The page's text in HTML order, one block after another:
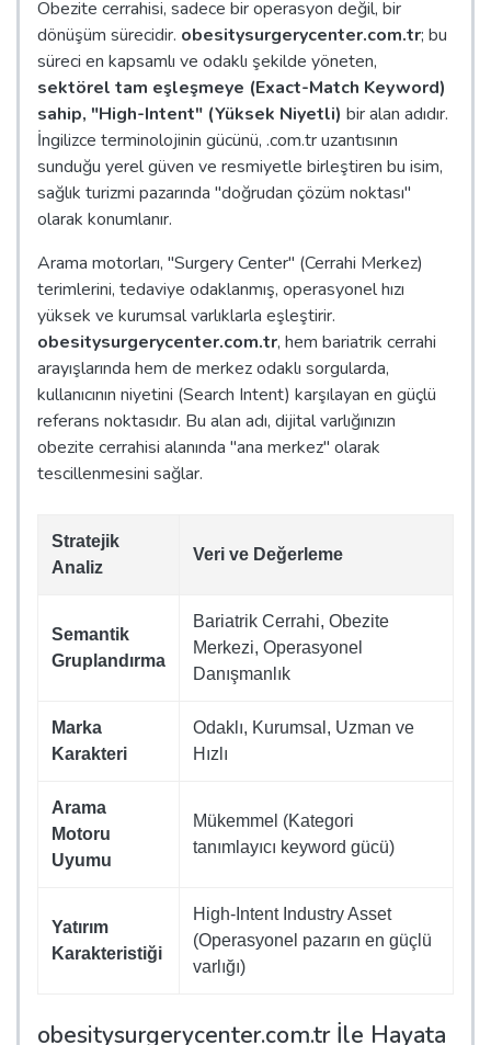
Obezite cerrahisi, sadece bir operasyon değil, bir
dönüşüm sürecidir. obesitysurgerycenter.com.tr; bu
süreci en kapsamlı ve odaklı şekilde yöneten,
sektörel tam eşleşmeye (Exact-Match Keyword)
sahip, "High-Intent" (Yüksek Niyetli) bir alan adıdır.
İngilizce terminolojinin gücünü, .com.tr uzantısının
sunduğu yerel güven ve resmiyetle birleştiren bu isim,
sağlık turizmi pazarında "doğrudan çözüm noktası"
olarak konumlanır.
Arama motorları, "Surgery Center" (Cerrahi Merkez)
terimlerini, tedaviye odaklanmış, operasyonel hızı
yüksek ve kurumsal varlıklarla eşleştirir.
obesitysurgerycenter.com.tr, hem bariatrik cerrahi
arayışlarında hem de merkez odaklı sorgularda,
kullanıcının niyetini (Search Intent) karşılayan en güçlü
referans noktasıdır. Bu alan adı, dijital varlığınızın
obezite cerrahisi alanında "ana merkez" olarak
tescillenmesini sağlar.
Stratejik
Analiz
Veri ve Değerleme
Semantik
Gruplandırma
Bariatrik Cerrahi, Obezite
Merkezi, Operasyonel
Danışmanlık
Marka
Karakteri
Odaklı, Kurumsal, Uzman ve
Hızlı
Arama
Motoru
Uyumu
Mükemmel (Kategori
tanımlayıcı keyword gücü)
Yatırım
Karakteristiği
High-Intent Industry Asset
(Operasyonel pazarın en güçlü
varlığı)
obesitysurgerycenter.com.tr İle Hayata